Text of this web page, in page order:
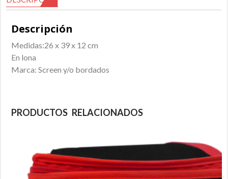
Descripción
Medidas:26 x 39 x 12 cm
En lona
Marca: Screen y/o bordados
PRODUCTOS RELACIONADOS